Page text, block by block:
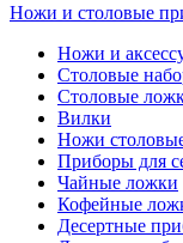
Ножи и столовые
Ножи и
Столовые
Столовые
Вилки
Ножи
Приборы для
Чайные ложки
Кофейные
Десертные